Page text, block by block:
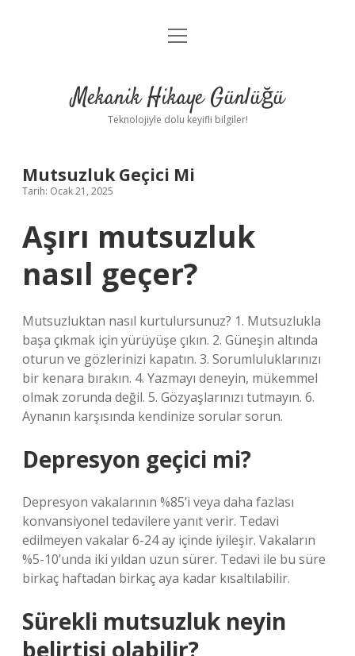
Anasayfa
Yasal Uyarı
menüyü
Mekanik Hikaye Günlüğü
Teknolojiyle dolu keyifli bilgiler!
Mutsuzluk Geçici Mi
Tarih: Ocak 21, 2025
Aşırı mutsuzluk
nasıl geçer?
Mutsuzluktan nasıl kurtulursunuz? 1. Mutsuzlukla
başa çıkmak için yürüyüşe çıkın. 2. Güneşin altında
oturun ve gözlerinizi kapatın. 3. Sorumluluklarınızı
bir kenara bırakın. 4. Yazmayı deneyin, mükemmel
olmak zorunda değil. 5. Gözyaşlarınızı tutmayın. 6.
Aynanın karşısında kendinize sorular sorun.
Depresyon geçici mi?
Depresyon vakalarının %85’i veya daha fazlası
konvansiyonel tedavilere yanıt verir. Tedavi
edilmeyen vakalar 6-24 ay içinde iyileşir. Vakaların
%5-10’unda iki yıldan uzun sürer. Tedavi ile bu süre
birkaç haftadan birkaç aya kadar kısaltılabilir.
Sürekli mutsuzluk neyin
belirtisi olabilir?